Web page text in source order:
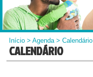
Início >Agenda> Calendário
CALENDÁRIO